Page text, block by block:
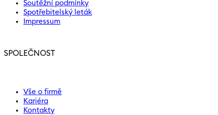
Soutěžní podmínky
Spotřebitelský leták
Impressum
SPOLEČNOST
Vše o firmě
Kariéra
Kontakty